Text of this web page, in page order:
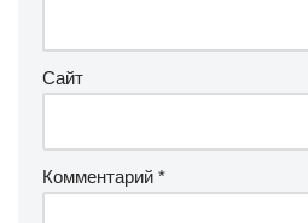
Сайт
Комментарий *